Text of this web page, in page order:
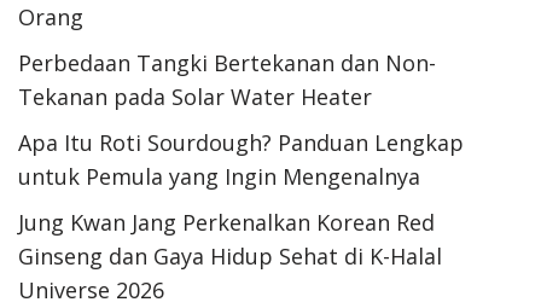
Orang
Perbedaan Tangki Bertekanan dan Non-
Tekanan pada Solar Water Heater
Apa Itu Roti Sourdough? Panduan Lengkap
untuk Pemula yang Ingin Mengenalnya
Jung Kwan Jang Perkenalkan Korean Red
Ginseng dan Gaya Hidup Sehat di K-Halal
Universe 2026